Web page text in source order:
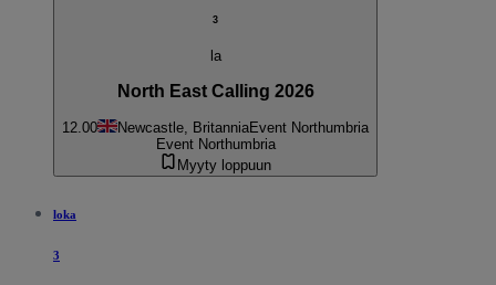
3
la
North East Calling 2026
12.00 Newcastle, BritanniaEvent Northumbria
Event Northumbria
Myyty loppuun
loka
3